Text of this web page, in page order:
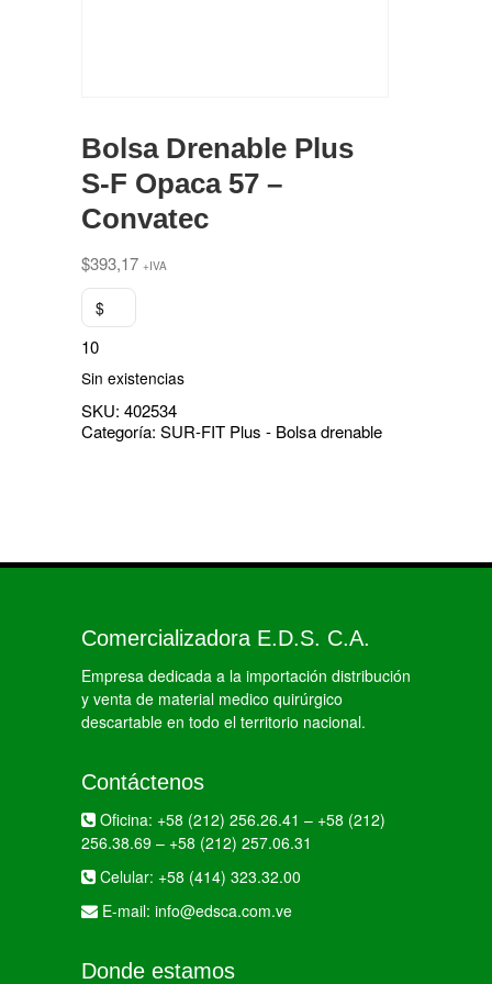
Bolsa Drenable Plus
S-F Opaca 57 –
Convatec
$393,17 +IVA
$
10
Sin existencias
SKU: 402534
Categoría: SUR-FIT Plus - Bolsa drenable
Comercializadora E.D.S. C.A.
Empresa dedicada a la importación distribución
y venta de material medico quirúrgico
descartable en todo el territorio nacional.
Contáctenos
Oficina: +58 (212) 256.26.41 – +58 (212)
256.38.69 – +58 (212) 257.06.31
Celular: +58 (414) 323.32.00
E-mail: info@edsca.com.ve
Donde estamos